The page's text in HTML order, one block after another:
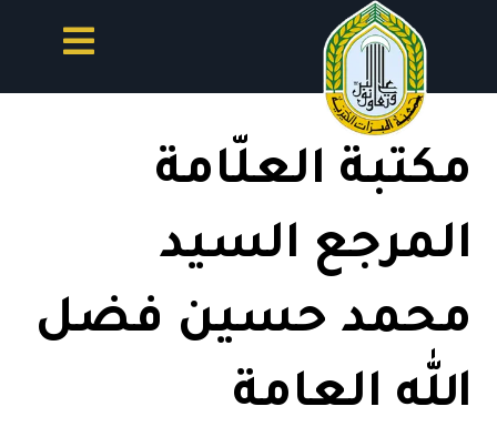
مكتبة العلّامة
المرجع السيد
محمد حسين فضل
الله العامة